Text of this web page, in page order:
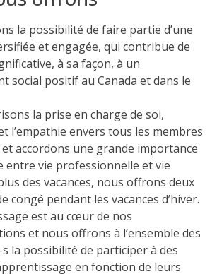
la possibilité de faire partie d’une
et engagée, qui contribue de
à sa façon, à un
social positif au Canada et dans le
la prise en charge de soi,
l’empathie envers tous les membres
et accordons une grande importance
entre vie professionnelle et vie
des vacances, nous offrons deux
congé pendant les vacances d’hiver.
est au cœur de nos
et nous offrons à l’ensemble des
la possibilité de participer à des
en fonction de leurs